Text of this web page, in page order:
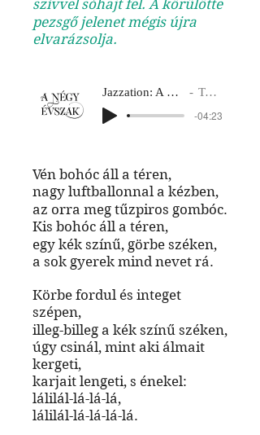
szívvel sóhajt fel. A körülötte
pezsgő jelenet mégis újra
elvarázsolja.
Vén bohóc áll a téren,
nagy luftballonnal a kézben,
az orra meg tűzpiros gombóc.
Kis bohóc áll a téren,
egy kék színű, görbe széken,
a sok gyerek mind nevet rá.
Körbe fordul és integet
szépen,
illeg-billeg a kék színű széken,
úgy csinál, mint aki álmait
kergeti,
karjait lengeti, s énekel:
lálilál-lá-lá-lá,
lálilál-lá-lá-lá-lá.
Jazzation: A négy évszak Tavasz 3
-04:23